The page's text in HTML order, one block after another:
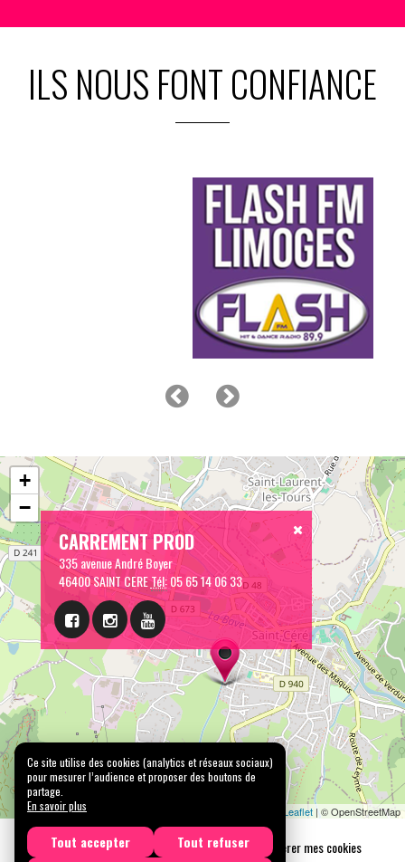
ILS NOUS FONT CONFIANCE
CARREMENT PROD
335 avenue André Boyer
46400 SAINT CERETél:05 65 14 06 33
+
−
Leaflet | © OpenStreetMap
Mentions légales Confidentialité
Gérer mes cookies
Ce site utilise des cookies (analytics et réseaux sociaux)
pour mesurer l’audience et proposer des boutons de
partage.
En savoir plus
Tout accepter Tout refuser